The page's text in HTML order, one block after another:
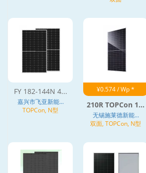
FY 182-144N 4...
嘉兴市飞亚新能...
TOPCon, N型
¥0.574 / Wp *
210R TOPCon 1...
无锡施莱德新能...
双面, TOPCon, N型